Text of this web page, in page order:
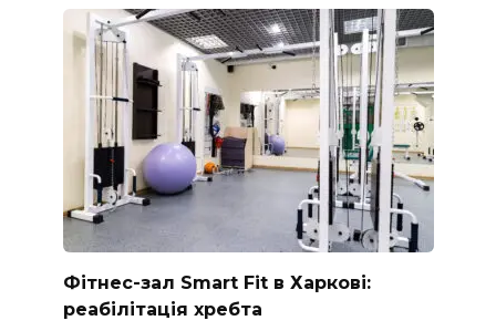
Фітнес-зал Smart Fit в Харкові:
реабілітація хребта